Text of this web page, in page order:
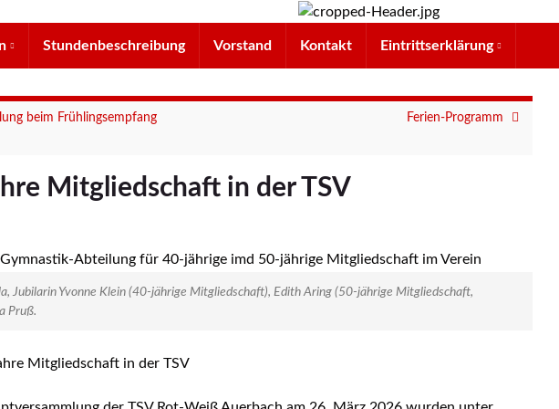
Stundenbeschreibung Vorstand Kontakt Eintrittserklärung
beim Frühlingsempfang
Ferien-Programm
Mitgliedschaft in der TSV
Jubilarin Yvonne Klein (40-jährige Mitgliedschaft), Edith Aring (50-jährige Mitgliedschaft,
Pruß.
Mitgliedschaft in der TSV